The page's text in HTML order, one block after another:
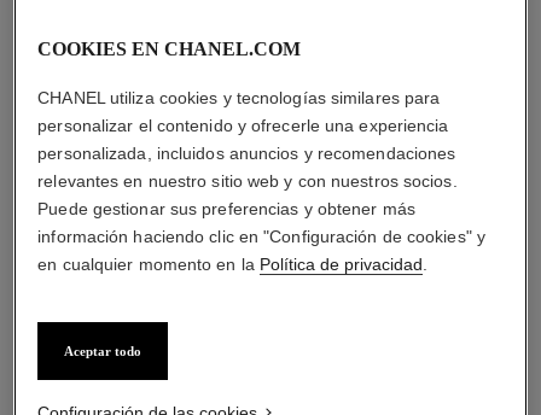
LA COMBINACIÓN PERFECTA
COOKIES EN CHANEL.COM
CHANEL utiliza cookies y tecnologías similares para
personalizar el contenido y ofrecerle una experiencia
personalizada, incluidos anuncios y recomendaciones
relevantes en nuestro sitio web y con nuestros socios.
Puede gestionar sus preferencias y obtener más
información haciendo clic en "Configuración de cookies" y
en cualquier momento en la Política de privacidad
Aceptar todo